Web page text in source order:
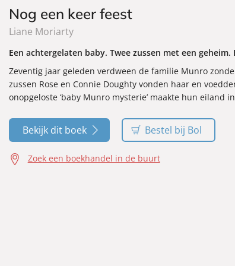
Nog een keer feest
Liane Moriarty
Een achtergelaten baby. Twee zussen met een
Zeventig jaar geleden verdween de familie Munro
zussen Rose en Connie Doughty vonden haar en
onopgeloste ‘baby Munro mysterie’ maakte hun eiland
Bekijk dit boek Bestel bij Bol
Zoek een boekhandel in de buurt